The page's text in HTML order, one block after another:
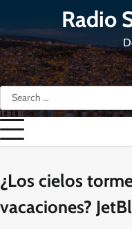
content
Radio
Search
for:
¿Los cielos
vacaciones?